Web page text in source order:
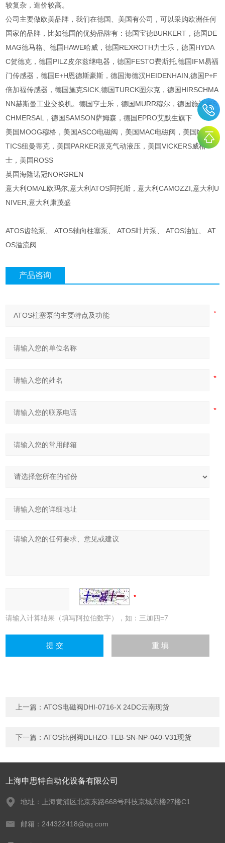
较复杂，造价较高。
公司主要做欧美品牌，我们在德国、美国有公司，可以采购欧洲任何
国家的品牌，比如德国的优势品牌有：德国宝德BURKERT，德国DE
MAG德马格、德国HAWE哈威，德国REXROTH力士乐，德国HYDA
C贺德克，德国PILZ皮尔兹继电器，德国FESTO费斯托,德国IFM易福
门传感器，德国E+H恩德斯豪斯，德国海德汉HEIDENHAIN,德国P+F
倍加福传感器，德国施克SICK,德国TURCK图尔克，德国HIRSCHMA
NN赫斯曼工业交换机。德国亨士乐，德国MURR穆尔，德国施迈赛S
CHMERSAL，德国SAMSON萨姆森，德国EPRO艾默生旗下
美国MOOG穆格，美国ASCO电磁阀，美国MAC电磁阀，美国NUMA
TICS纽曼蒂克，美国PARKER派克气动液压，美国VICKERS威格
士，美国ROSS
英国海隆诺冠NORGREN
意大利OMAL欧玛尔,意大利ATOS阿托斯，意大利CAMOZZI,意大利U
NIVER,意大利康茂盛
ATOS齿轮泵、 ATOS轴向柱塞泵、 ATOS叶片泵、 ATOS油缸、 AT
OS溢流阀
产品咨询
请输入计算结果（填写阿拉伯数字），如：三加四=7
上一篇：ATOS电磁阀DHI-0716-X 24DC云南现货
下一篇：ATOS比例阀DLHZO-TEB-SN-NP-040-V31现货
上海申思特自动化设备有限公司
地址：上海黄浦区北京东路668号科技京城东楼27楼C1
邮箱：244322418@qq.com